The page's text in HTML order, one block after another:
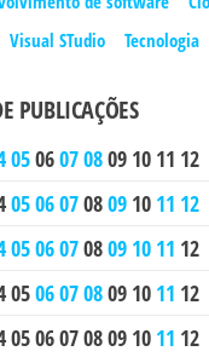
Visual STudio Tecnologia
PUBLICAÇÕES
0506070809 10 11 12
0506070809 10 11 12
0506070809 10 11 12
0506070809 10 11 12
0506070809 10 11 12